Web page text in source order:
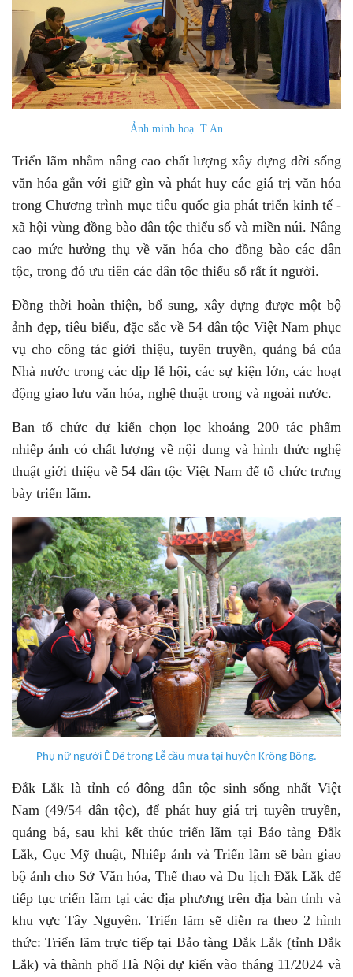
Ảnh minh hoạ. T.An
Triển lãm nhằm nâng cao chất lượng xây dựng đời sống
văn hóa gắn với giữ gìn và phát huy các giá trị văn hóa
trong Chương trình mục tiêu quốc gia phát triển kinh tế -
xã hội vùng đồng bào dân tộc thiểu số và miền núi. Nâng
cao mức hưởng thụ về văn hóa cho đồng bào các dân
tộc, trong đó ưu tiên các dân tộc thiểu số rất ít người.
Đồng thời hoàn thiện, bổ sung, xây dựng được một bộ
ảnh đẹp, tiêu biểu, đặc sắc về 54 dân tộc Việt Nam phục
vụ cho công tác giới thiệu, tuyên truyền, quảng bá của
Nhà nước trong các dịp lễ hội, các sự kiện lớn, các hoạt
động giao lưu văn hóa, nghệ thuật trong và ngoài nước.
Ban tổ chức dự kiến chọn lọc khoảng 200 tác phẩm
nhiếp ảnh có chất lượng về nội dung và hình thức nghệ
thuật giới thiệu về 54 dân tộc Việt Nam để tổ chức trưng
bày triển lãm.
Phụ nữ người Ê Đê trong Lễ cầu mưa tại huyện Krông Bông.
Đắk Lắk là tỉnh có đông dân tộc sinh sống nhất Việt
Nam (49/54 dân tộc), để phát huy giá trị tuyên truyền,
quảng bá, sau khi kết thúc triển lãm tại Bảo tàng Đắk
Lắk, Cục Mỹ thuật, Nhiếp ảnh và Triển lãm sẽ bàn giao
bộ ảnh cho Sở Văn hóa, Thể thao và Du lịch Đắk Lắk để
tiếp tục triển lãm tại các địa phương trên địa bàn tỉnh và
khu vực Tây Nguyên. Triển lãm sẽ diễn ra theo 2 hình
thức: Triển lãm trực tiếp tại Bảo tàng Đắk Lắk (tỉnh Đắk
Lắk) và thành phố Hà Nội dự kiến vào tháng 11/2024 và